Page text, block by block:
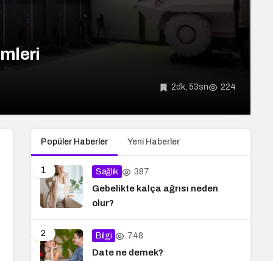
2dk, 53sn 224
Popüler Haberler Yeni Haberler
1 Sağlık 387
Gebelikte kalça ağrısı neden
olur?
2 Bilgi 748
Date ne demek?